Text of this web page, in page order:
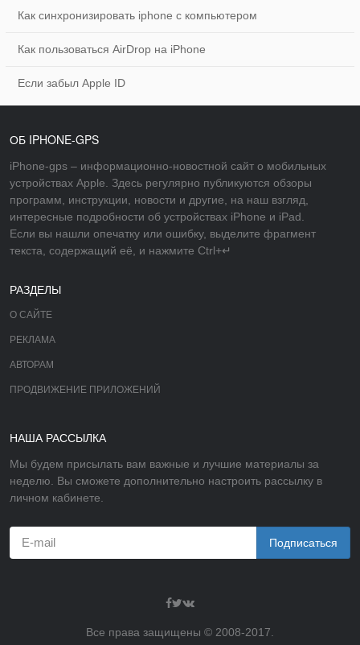
Как синхронизировать iphone с компьютером
Как пользоваться AirDrop на iPhone
Если забыл Apple ID
ОБ IPHONE-GPS
iPhone-gps – информационно-новостной сайт о мобильных
устройствах Apple. Здесь регулярно публикуются обзоры
программ, инструкции, новости и другие, на наш взгляд,
интересные подробности об устройствах iPhone и iPad.
Если вы нашли опечатку или ошибку, выделите фрагмент
текста, содержащий её, и нажмите Ctrl+↵
РАЗДЕЛЫ
О САЙТЕ
РЕКЛАМА
АВТОРАМ
ПРОДВИЖЕНИЕ ПРИЛОЖЕНИЙ
НАША РАССЫЛКА
Мы будем присылать вам важные и лучшие материалы за
неделю. Вы сможете дополнительно настроить рассылку в
личном кабинете.
Подписаться
Все права защищены © 2008-2017.